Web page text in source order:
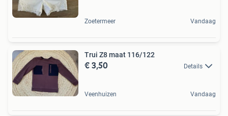
Zoetermeer Vandaag
Trui Z8 maat 116/122
€ 3,50 Details
Veenhuizen Vandaag